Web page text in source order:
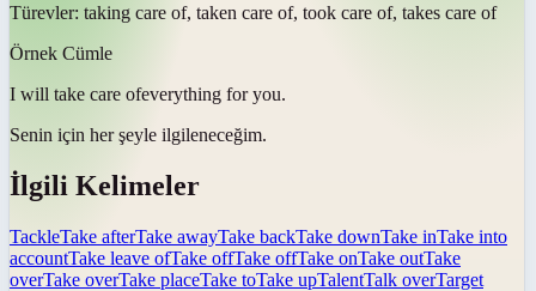
Türevler: taking care of, taken care of, took care of, takes care of
Örnek Cümle
I will take care ofeverything for you.
Senin için her şeyle ilgileneceğim.
İlgili Kelimeler
TackleTake afterTake awayTake backTake downTake inTake into
accountTake leave ofTake offTake offTake onTake outTake
overTake overTake placeTake toTake upTalentTalk overTarget